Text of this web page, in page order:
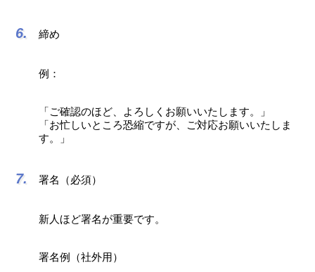
締め
例：
「ご確認のほど、よろしくお願いいたします。」
「お忙しいところ恐縮ですが、ご対応お願いいたしま
す。」
署名（必須）
新人ほど署名が重要です。
署名例（社外用）